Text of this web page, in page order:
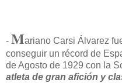
- Mariano Carsi Álvarez
conseguir un récord de
de Agosto de 1929 con la
atleta de gran afición y